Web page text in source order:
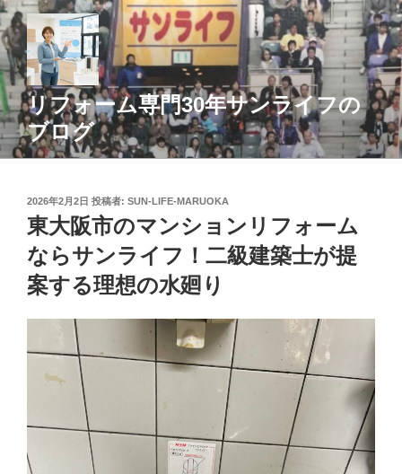
コ
ン
テ
ン
ツ
へ
ス
キ
リフォーム専門30年サンライフの
ブログ
投
稿
日:
2026年2月2日 投稿者: SUN-LIFE-MARUOKA
東大阪市のマンションリフォーム
ならサンライフ！二級建築士が提
案する理想の水廻り